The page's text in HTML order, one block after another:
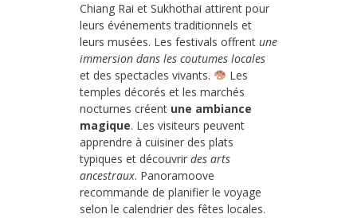
Chiang Rai et Sukhothai attirent pour
leurs événements traditionnels et
leurs musées. Les festivals offrent une
immersion dans les coutumes locales
et des spectacles vivants.
Les
temples décorés et les marchés
nocturnes créent une ambiance
magique. Les visiteurs peuvent
apprendre à cuisiner des plats
typiques et découvrir des arts
ancestraux. Panoramoove
recommande de planifier le voyage
selon le calendrier des fêtes locales.